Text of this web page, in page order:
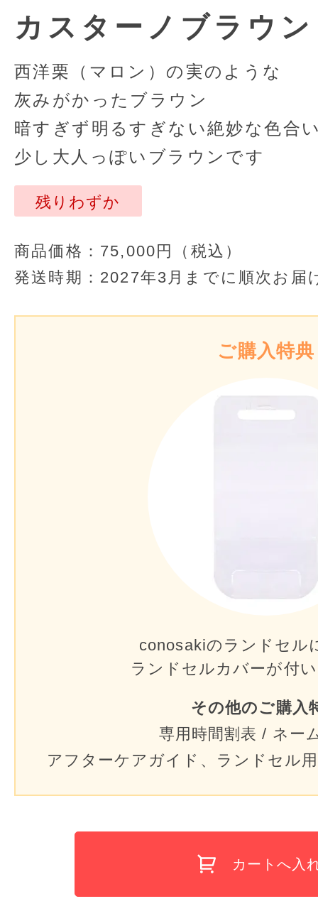
カスターノブラウン
西洋栗（マロン）の実のような
灰みがかったブラウン
暗すぎず明るすぎない絶妙な色合
少し大人っぽいブラウンです
残りわずか
商品価格： 75,000円（税込）
発送時期： 2027年3月までに順次お届
ご購入特典
conosakiのランドセル
ランドセルカバーが付
その他のご購入
専用時間割表 / ネー
アフターケアガイド、ランドセル
カートへ入